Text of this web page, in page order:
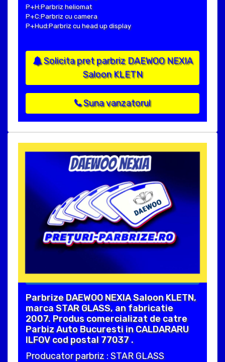
P+H:Parbriz heliomat
P+C:Parbriz cu camera
P+Hud:Parbriz cu head up display
Solicita pret parbriz DAEWOO NEXIA
Saloon KLETN
Suna vanzatorul
Parbrize DAEWOO NEXIA Saloon KLETN,
marca STAR GLASS, an fabricatie
2007. Produs comercializat de catre
Parbiz Auto Bucuresti in CALDARARU
ILFOV cod postal 77037 .
Producator parbriz : STAR GLASS